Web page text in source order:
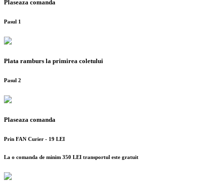
Plaseaza comanda
Pasul 1
Plata ramburs la primirea coletului
Pasul 2
Plaseaza comanda
Prin FAN Curier - 19 LEI
La o comanda de minim 350 LEI transportul este gratuit